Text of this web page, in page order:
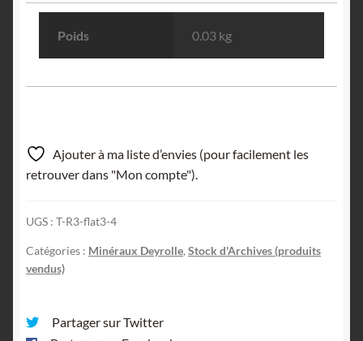
Poids 0.03 kg
Ajouter à ma liste d’envies (pour facilement les
retrouver dans "Mon compte").
UGS : T-R3-flat3-4
Catégories : Minéraux Deyrolle, Stock d'Archives (produits
vendus)
Partager sur Twitter